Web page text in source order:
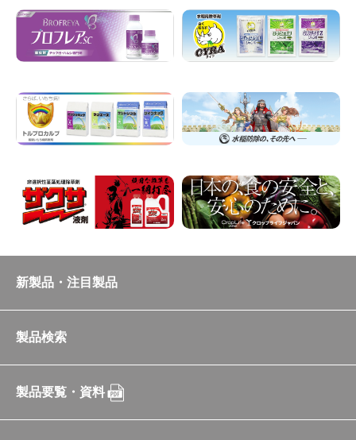
新製品・注目製品
製品検索
製品要覧・資料